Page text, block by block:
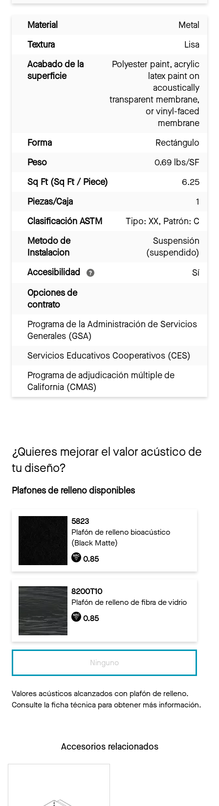
Material
Metal
Textura
Lisa
Acabado de la
superficie
Polyester paint, acrylic
latex paint on
acoustically
transparent membrane,
or vinyl-faced
membrane
Forma
Rectángulo
Peso
0.69 lbs/SF
Sq Ft (Sq Ft / Piece)
6.25
Piezas/Caja
1
Clasificación ASTM
Tipo: XX, Patrón: C
Metodo de
Instalacion
Suspensión
(suspendido)
Accesibilidad
Sí
Opciones de
contrato
Programa de la Administración de Servicios
Generales (GSA)
Servicios Educativos Cooperativos (CES)
Programa de adjudicación múltiple de
California (CMAS)
¿Quieres mejorar el valor acústico de
tu diseño?
Plafones de relleno disponibles
5823
Plafón de relleno bioacústico
(Black Matte)
0.85
8200T10
Plafón de relleno de fibra de vidrio
0.85
Ninguno
Valores acústicos alcanzados con plafón de relleno.
Consulte la ficha técnica para obtener más información.
Accesorios relacionados